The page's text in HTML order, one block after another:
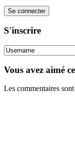
S'inscrire
Vous avez aimé
Les commentaires